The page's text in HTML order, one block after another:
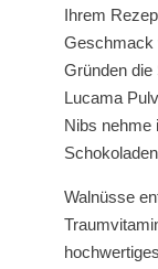
Ihrem
Geschmack
Gründen die
Lucama
Nibs nehme
Walnüsse